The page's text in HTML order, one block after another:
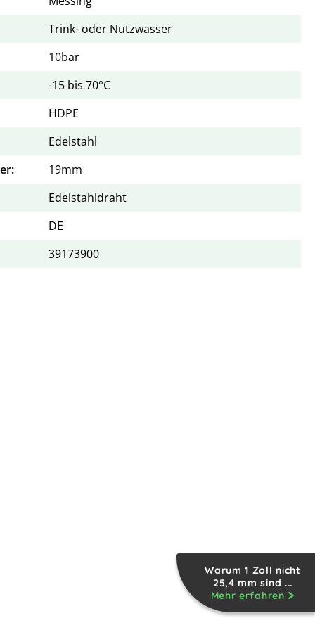
Warum 1 Zoll nicht
25,4 mm sind ...
Mehr erfahren
Trink- oder Nutzwasser
10bar
-15 bis 70°C
HDPE
Edelstahl
19mm
Edelstahldraht
DE
39173900